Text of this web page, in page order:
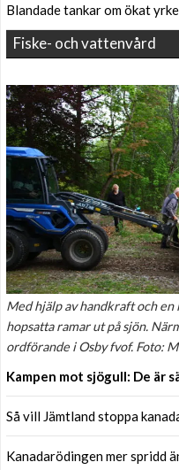
Blandade tankar om ökat
Fiske- och vattenvård
Med hjälp av handkraft och
hopsatta ramar ut på sjön.
ordförande i Osby fvof. Foto:
Kampen mot sjögull: De är
Så vill Jämtland stoppa
Kanadarödingen mer spridd